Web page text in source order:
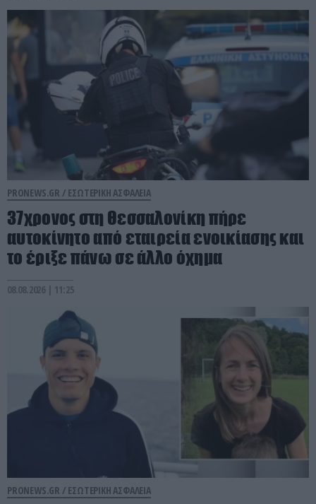
PRONEWS.GR / ΕΣΩΤΕΡΙΚΗ ΑΣΦΑΛΕΙΑ
37χρονος στη Θεσσαλονίκη πήρε
αυτοκίνητο από εταιρεία ενοικίασης και
το έριξε πάνω σε άλλο όχημα
08.08.2026 | 11:25
PRONEWS.GR / ΕΣΩΤΕΡΙΚΗ ΑΣΦΑΛΕΙΑ